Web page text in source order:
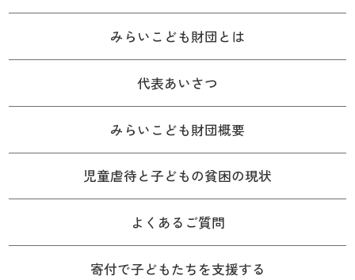
みらいこども財団とは
代表あいさつ
みらいこども財団概要
児童虐待と子どもの貧困の現状
よくあるご質問
寄付で子どもたちを支援する